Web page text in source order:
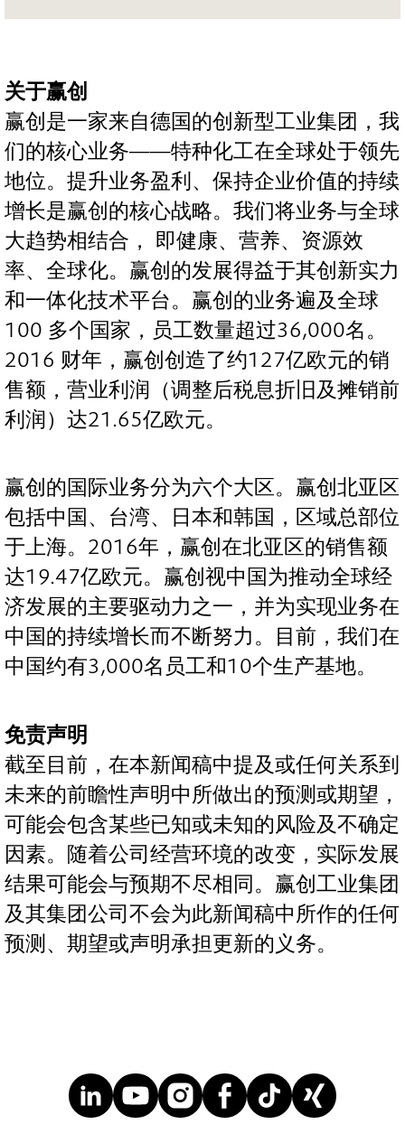
关于赢创
赢创是一家来自德国的创新型工业集团，我
们的核心业务——特种化工在全球处于领先
地位。提升业务盈利、保持企业价值的持续
增长是赢创的核心战略。我们将业务与全球
大趋势相结合， 即健康、营养、资源效
率、全球化。赢创的发展得益于其创新实力
和一体化技术平台。赢创的业务遍及全球
100 多个国家，员工数量超过36,000名。
2016 财年，赢创创造了约127亿欧元的销
售额，营业利润（调整后税息折旧及摊销前
利润）达21.65亿欧元。
赢创的国际业务分为六个大区。赢创北亚区
包括中国、台湾、日本和韩国，区域总部位
于上海。2016年，赢创在北亚区的销售额
达19.47亿欧元。赢创视中国为推动全球经
济发展的主要驱动力之一，并为实现业务在
中国的持续增长而不断努力。目前，我们在
中国约有3,000名员工和10个生产基地。
免责声明
截至目前，在本新闻稿中提及或任何关系到
未来的前瞻性声明中所做出的预测或期望，
可能会包含某些已知或未知的风险及不确定
因素。随着公司经营环境的改变，实际发展
结果可能会与预期不尽相同。赢创工业集团
及其集团公司不会为此新闻稿中所作的任何
预测、期望或声明承担更新的义务。